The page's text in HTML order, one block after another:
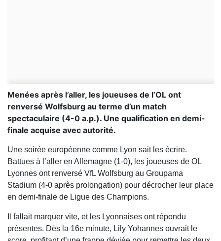
Menées après l’aller, les joueuses de l’OL ont
renversé Wolfsburg au terme d’un match
spectaculaire (4-0 a.p.). Une qualification en demi-
finale acquise avec autorité.
Une soirée européenne comme Lyon sait les écrire.
Battues à l’aller en Allemagne (1-0), les joueuses de OL
Lyonnes ont renversé VfL Wolfsburg au Groupama
Stadium (4-0 après prolongation) pour décrocher leur place
en demi-finale de Ligue des Champions.
Il fallait marquer vite, et les Lyonnaises ont répondu
présentes. Dès la 16e minute, Lily Yohannes ouvrait le